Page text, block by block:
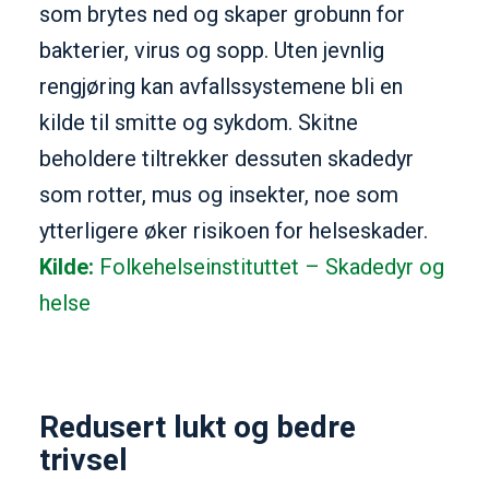
som brytes ned og skaper grobunn for
bakterier, virus og sopp. Uten jevnlig
rengjøring kan avfallssystemene bli en
kilde til smitte og sykdom. Skitne
beholdere tiltrekker dessuten skadedyr
som rotter, mus og insekter, noe som
ytterligere øker risikoen for helseskader.
Kilde: Folkehelseinstituttet – Skadedyr og
helse
Redusert lukt og bedre
trivsel